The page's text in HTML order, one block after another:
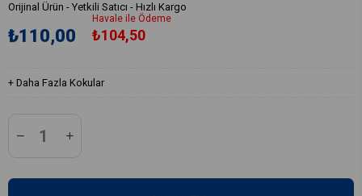
Orijinal Ürün - Yetkili Satıcı - Hızlı Kargo
₺110,00
Havale ile Ödeme
₺104,50
+ Daha Fazla Kokular